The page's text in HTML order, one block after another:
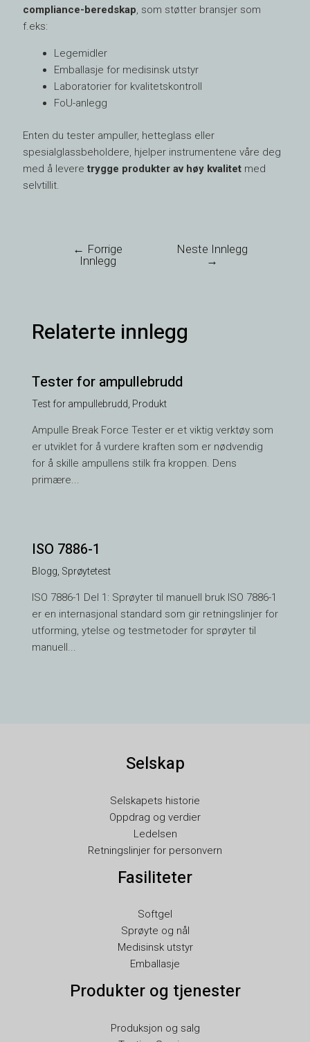
compliance-beredskap, som støtter bransjer som
f.eks:
Legemidler
Emballasje for medisinsk utstyr
Laboratorier for kvalitetskontroll
FoU-anlegg
Enten du tester ampuller, hetteglass eller
spesialglassbeholdere, hjelper instrumentene våre deg
med å leveretrygge produkter av høy kvalitet med
selvtillit.
← Forrige
Innlegg
Neste Innlegg
→
Relaterte innlegg
Tester for ampullebrudd
Test for ampullebrudd Produkt
Ampulle Break Force Tester er et viktig verktøy som
er utviklet for å vurdere kraften som er nødvendig
for å skille ampullens stilk fra kroppen. Dens
primære...
ISO 7886-1
Blogg Sprøytetest
ISO 7886-1 Del 1: Sprøyter til manuell bruk ISO 7886-1
er en internasjonal standard som gir retningslinjer for
utforming, ytelse og testmetoder for sprøyter til
manuell...
Selskap
Selskapets historie
Oppdrag og verdier
Ledelsen
Retningslinjer for personvern
Fasiliteter
Softgel
Sprøyte og nål
Medisinsk utstyr
Emballasje
Produkter og tjenester
Produksjon og salg
HE
TH